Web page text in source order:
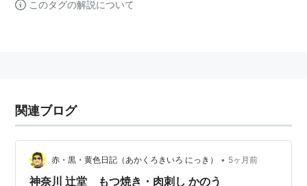
このタグの解説について
関連ブログ
赤・黒・黄色日記（あかくろきいろ にっき） • 5ヶ月前
神奈川 辻堂 もつ焼き・肉刺し かのう